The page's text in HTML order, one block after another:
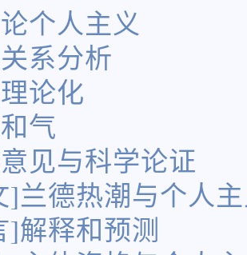
个人主义
系分析
论化
气
见与科学论证
]兰德热潮与个人
]解释和预测